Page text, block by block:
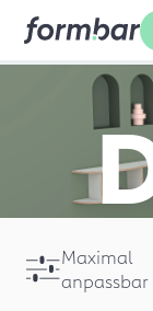
Maximal
anpassbar